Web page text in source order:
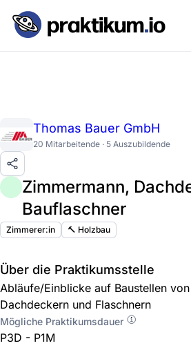
Thomas Bauer GmbH
20 Mitarbeitende · 5 Auszubildende
Zimmermann,
Bauflaschner
Zimmerer:in 🔨 Holzbau
Über die Praktikumsstelle
Abläufe/Einblicke auf Baustellen
Dachdeckern und Flaschnern
Mögliche Praktikumsdauer
P3D - P1M